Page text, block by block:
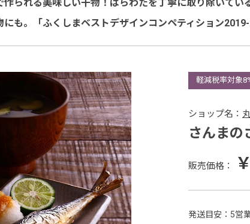
られる美味しい干物！はらわたを丁寧に取り除いてい
も。「ふくしまベストデザインコンペティション
軽減税率対象
ショップ名：
さんまの
販売価格：
発送目安 5営